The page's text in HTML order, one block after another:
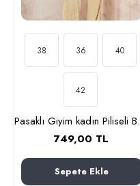
38 36 40
42
Pasaklı
749,00 TL
Sepete Ekle